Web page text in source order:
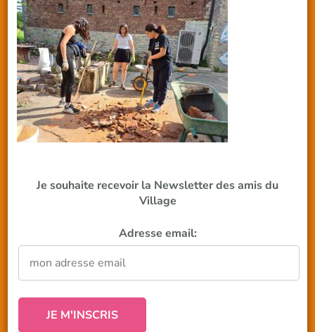
Je souhaite recevoir la Newsletter des amis du
Village
Adresse email: